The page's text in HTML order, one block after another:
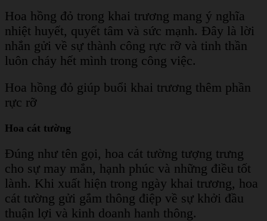
Hoa hồng đỏ trong khai trương mang ý nghĩa
nhiệt huyết, quyết tâm và sức mạnh. Đây là lời
nhắn gửi về sự thành công rực rỡ và tinh thần
luôn cháy hết mình trong công việc.
Hoa hồng đỏ giúp buổi khai trương thêm phần
rực rỡ
Hoa cát tường
Đúng như tên gọi, hoa cát tường tượng trưng
cho sự may mắn, hạnh phúc và những điều tốt
lành. Khi xuất hiện trong ngày khai trương, hoa
cát tường gửi gắm thông điệp về sự khởi đầu
thuận lợi và kinh doanh hanh thông.